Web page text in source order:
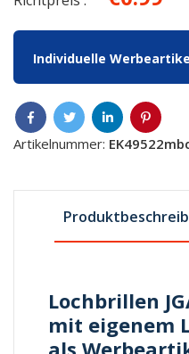
Individuelle
Artikelnummer:
Lochbrillen
mit eigenem
als